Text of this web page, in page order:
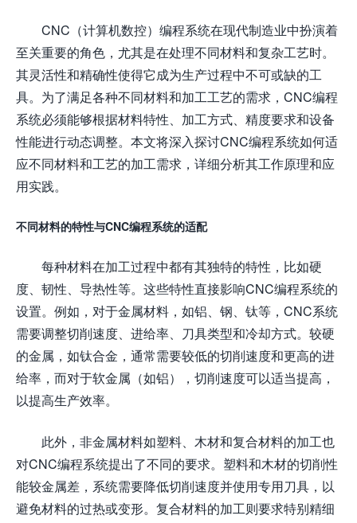
CNC（计算机数控）编程系统在现代制造业中扮演着
至关重要的角色，尤其是在处理不同材料和复杂工艺时。
其灵活性和精确性使得它成为生产过程中不可或缺的工
具。为了满足各种不同材料和加工工艺的需求，CNC编程
系统必须能够根据材料特性、加工方式、精度要求和设备
性能进行动态调整。本文将深入探讨CNC编程系统如何适
应不同材料和工艺的加工需求，详细分析其工作原理和应
用实践。
不同材料的特性与CNC编程系统的适配
每种材料在加工过程中都有其独特的特性，比如硬
度、韧性、导热性等。这些特性直接影响CNC编程系统的
设置。例如，对于金属材料，如铝、钢、钛等，CNC系统
需要调整切削速度、进给率、刀具类型和冷却方式。较硬
的金属，如钛合金，通常需要较低的切削速度和更高的进
给率，而对于软金属（如铝），切削速度可以适当提高，
以提高生产效率。
此外，非金属材料如塑料、木材和复合材料的加工也
对CNC编程系统提出了不同的要求。塑料和木材的切削性
能较金属差，系统需要降低切削速度并使用专用刀具，以
避免材料的过热或变形。复合材料的加工则要求特别精细